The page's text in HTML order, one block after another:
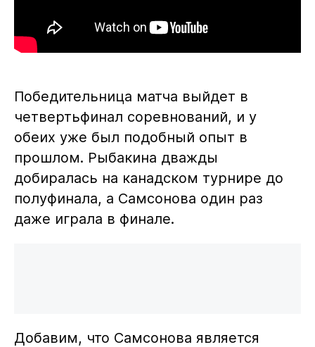
Победительница матча выйдет в
четвертьфинал соревнований, и у
обеих уже был подобный опыт в
прошлом. Рыбакина дважды
добиралась на канадском турнире до
полуфинала, а Самсонова один раз
даже играла в финале.
Добавим, что Самсонова является